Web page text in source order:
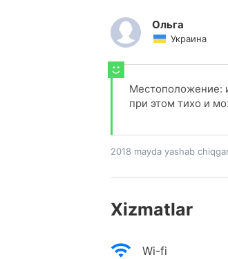
Ольга
Украина
Местоположение:
при этом тихо и
2018 mayda yashab
Xizmatlar
Wi-fi